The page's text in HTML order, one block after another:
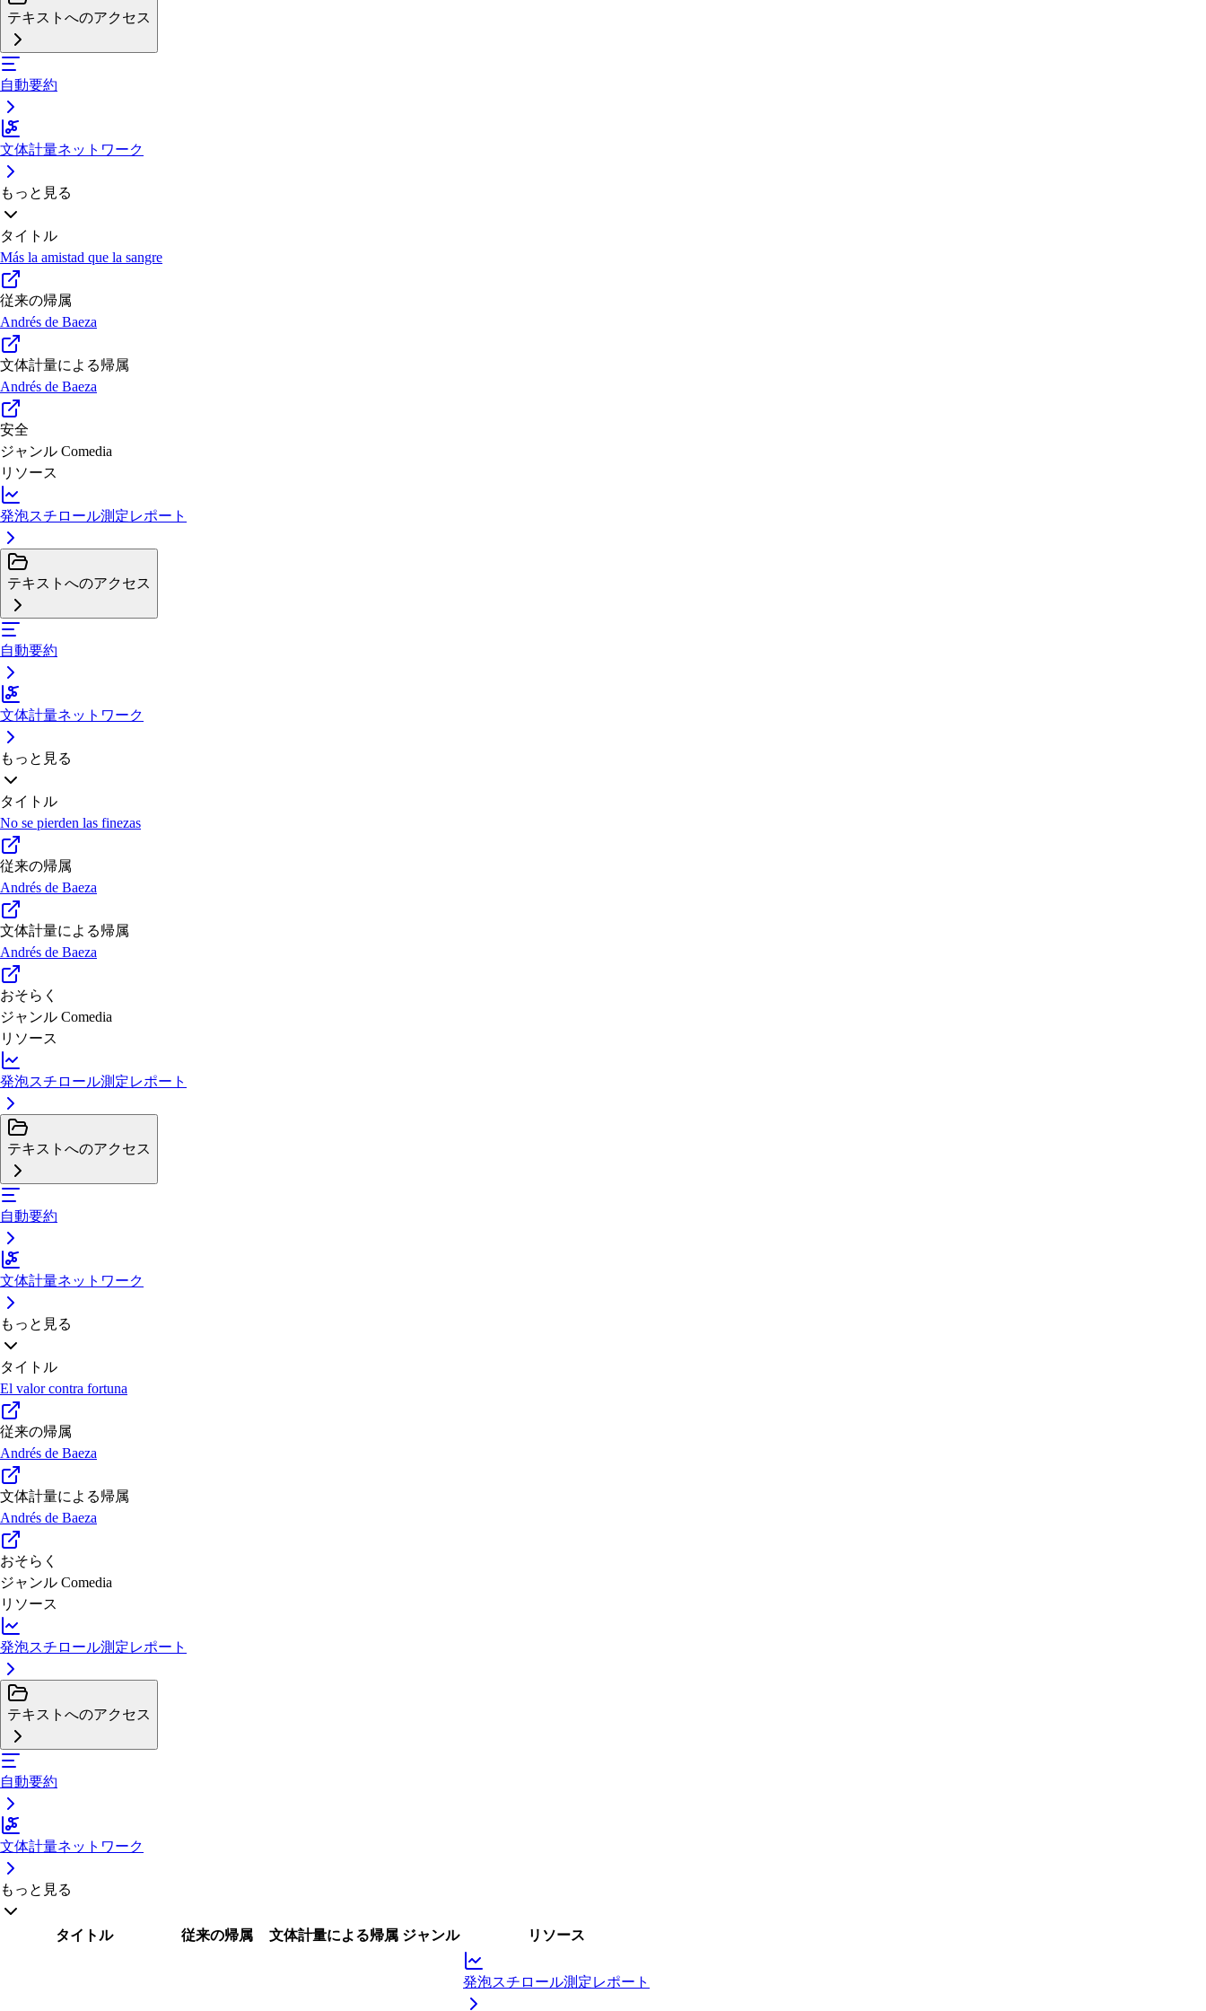
テキストへのアクセス
自動要約
文体計量ネットワーク
もっと見る
タイトル
Más la amistad que la sangre
従来の帰属
Andrés de Baeza
文体計量による帰属
Andrés de Baeza
安全
ジャンル Comedia
リソース
発泡スチロール測定レポート
テキストへのアクセス
自動要約
文体計量ネットワーク
もっと見る
タイトル
No se pierden las finezas
従来の帰属
Andrés de Baeza
文体計量による帰属
Andrés de Baeza
おそらく
ジャンル Comedia
リソース
発泡スチロール測定レポート
テキストへのアクセス
自動要約
文体計量ネットワーク
もっと見る
タイトル
El valor contra fortuna
従来の帰属
Andrés de Baeza
文体計量による帰属
Andrés de Baeza
おそらく
ジャンル Comedia
リソース
発泡スチロール測定レポート
テキストへのアクセス
自動要約
文体計量ネットワーク
もっと見る
タイトル 従来の帰属 文体計量による帰属 ジャンル リソース
発泡スチロール測定レポート